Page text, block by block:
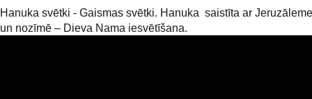
Hanuka svētki - Gaismas svētki. Hanuka saistīta ar
un nozīmē – Dieva Nama iesvētīšana.